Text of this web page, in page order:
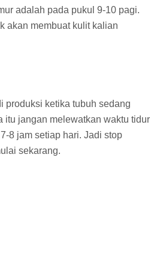
adalah pada pukul 9-10 pagi.
akan membuat kulit kalian
produksi ketika tubuh sedang
itu jangan melewatkan waktu tidur
8 jam setiap hari. Jadi stop
sekarang.